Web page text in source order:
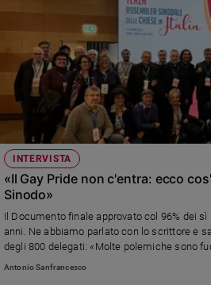
Caso
della
settimana
Migranti
Diversità
e
inclusione
Costume
Cultura
e
spettacoli
INTERVISTA
«Il Gay Pride non c'entra: ecco
Sinodo»
Il Documento finale approvato col 96% dei
anni. Ne abbiamo parlato con lo scrittore e
degli 800 delegati: «Molte polemiche sono
corresponsabilità dei laici, più formazione,
Antonio Sanfrancesco